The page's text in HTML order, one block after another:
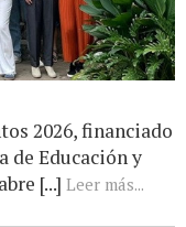
2026, financiado
de Educación y
[...] Leer más...